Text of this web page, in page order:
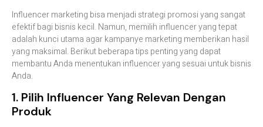
Influencer marketing bisa menjadi strategi promosi yang sangat
efektif bagi bisnis kecil. Namun, memilih influencer yang tepat
adalah kunci utama agar kampanye marketing memberikan hasil
yang maksimal. Berikut beberapa tips penting yang dapat
membantu Anda menentukan influencer yang sesuai untuk bisnis
Anda.
1. Pilih Influencer Yang Relevan Dengan
Produk